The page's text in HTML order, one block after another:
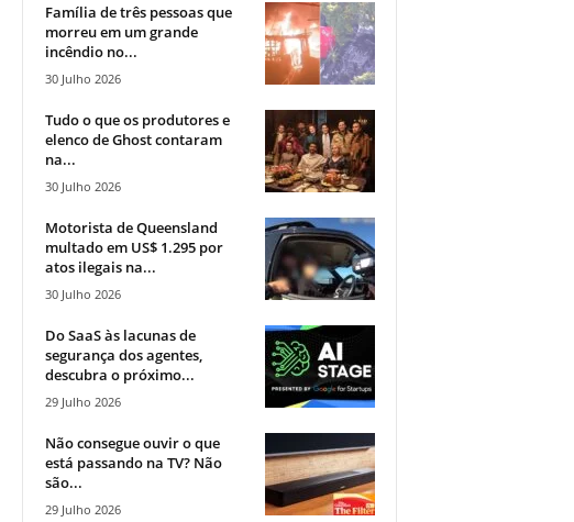
Família de três pessoas que
morreu em um grande
incêndio no...
30 Julho 2026
Tudo o que os produtores e
elenco de Ghost contaram
na...
30 Julho 2026
Motorista de Queensland
multado em US$ 1.295 por
atos ilegais na...
30 Julho 2026
Do SaaS às lacunas de
segurança dos agentes,
descubra o próximo...
29 Julho 2026
Não consegue ouvir o que
está passando na TV? Não
são...
29 Julho 2026